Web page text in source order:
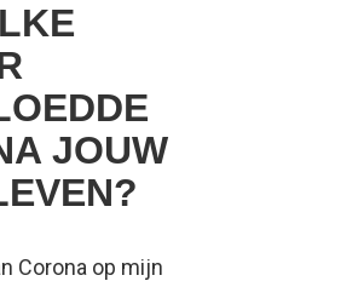
JOUW
Corona op mijn